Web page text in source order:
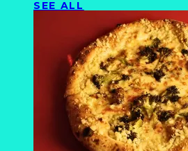
SEE ALL